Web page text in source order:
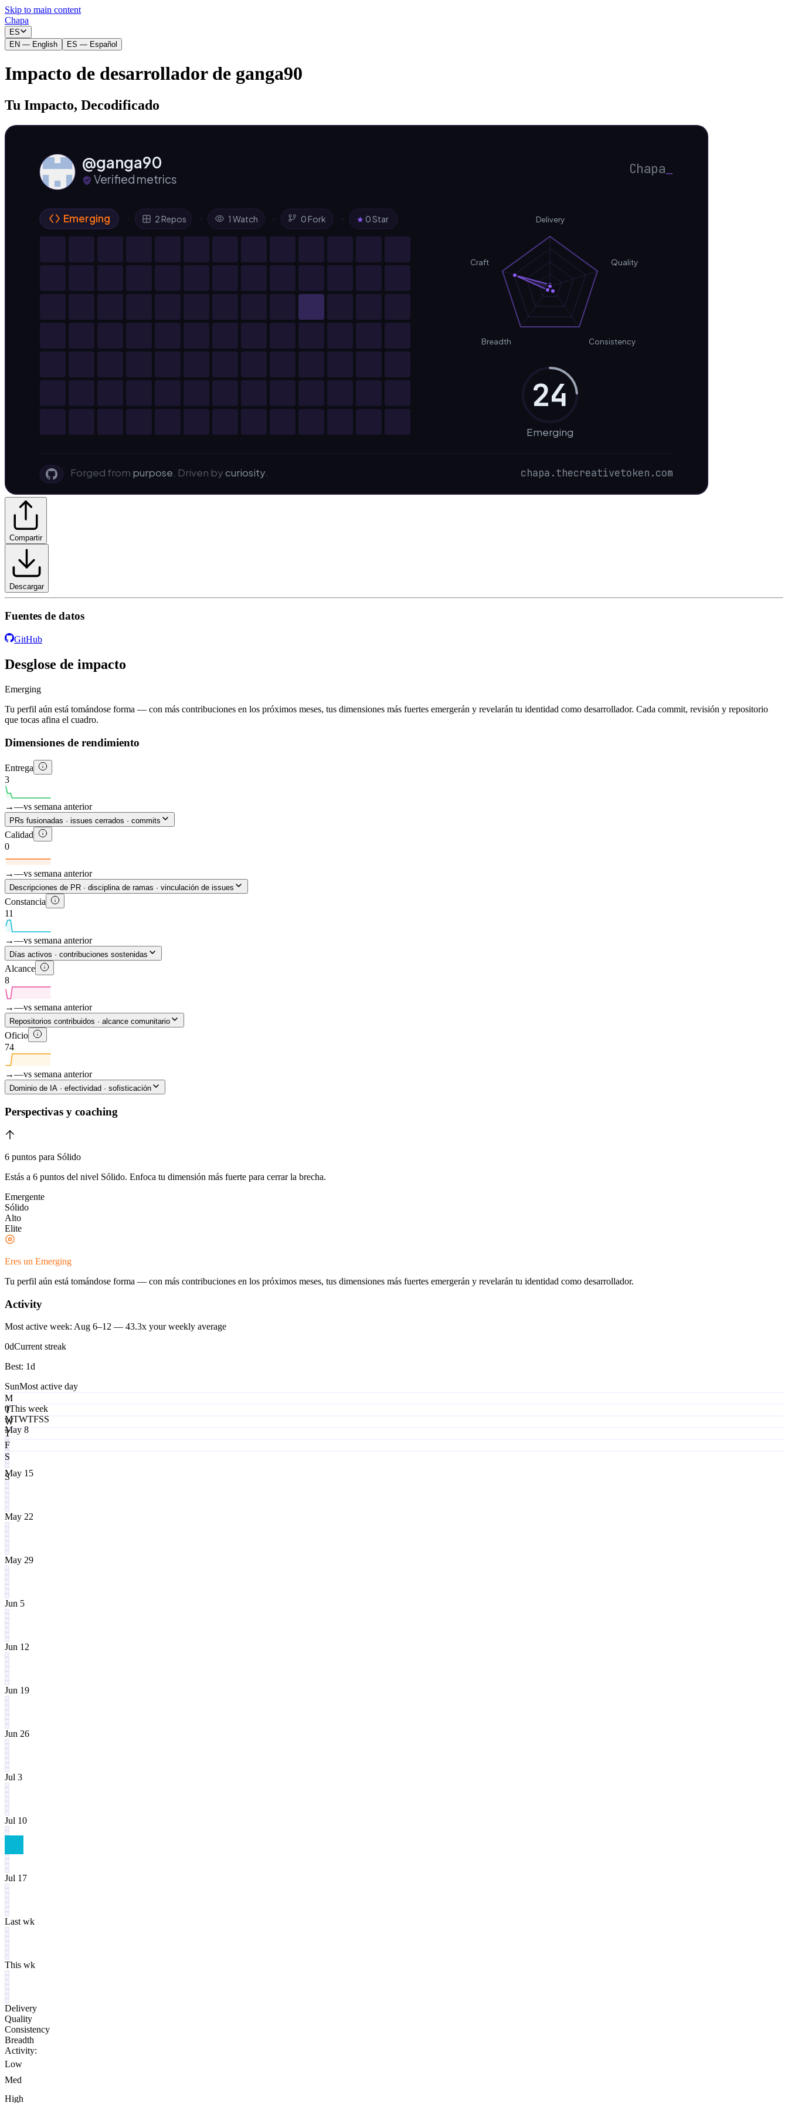
Skip to main content
Chapa
ES
EN — English ES — Español
Impacto de desarrollador de ganga90
Tu Impacto, Decodificado
@ganga90
Verified metrics
Chapa
Emerging · 2 Repos · 1 Watch · 0 Fork · ★ 0 Star Delivery
Quality
Consistency
Breadth
Craft
24
Emerging
Forged from purpose . Driven bycuriosity chapa.thecreativetoken.com
Compartir
Descargar
Fuentes de datos
GitHub
Desglose de impacto
Emerging
Tu perfil aún está tomándose forma — con más contribuciones en los próximos meses, tus dimensiones más fuertes emergerán y revelarán tu identidad como desarrollador. Cada commit, revisión y repositorio
que tocas afina el cuadro.
Dimensiones de rendimiento
Entrega
3
→—vs semana anterior
PRs fusionadas · issues cerrados · commits
Calidad
0
→—vs semana anterior
Descripciones de PR · disciplina de ramas · vinculación de issues
Constancia
11
→—vs semana anterior
Días activos · contribuciones sostenidas
Alcance
8
→—vs semana anterior
Repositorios contribuidos · alcance comunitario
Oficio
74
→—vs semana anterior
Dominio de IA · efectividad · sofisticación
Perspectivas y coaching
6 puntos para Sólido
Estás a 6 puntos del nivel Sólido. Enfoca tu dimensión más fuerte para cerrar la brecha.
Emergente
Sólido
Alto
Elite
Eres un Emerging
Tu perfil aún está tomándose forma — con más contribuciones en los próximos meses, tus dimensiones más fuertes emergerán y revelarán tu identidad como desarrollador.
Activity
Most active week: Aug 6–12 — 43.3x your weekly average
0dCurrent streak
Best: 1d
SunMost active day
M
T
W
T
F
S
S
0This week
MTWTFSS
May 8
May 15
May 22
May 29
Jun 5
Jun 12
Jun 19
Jun 26
Jul 3
Jul 10
Jul 17
Last wk
This wk
Delivery
Quality
Consistency
Breadth
Activity:
Low
Med
High